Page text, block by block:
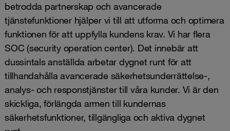
betrodda partnerskap och avancerade
tjänstefunktioner hjälper vi till att utforma och optimera
funktionen för att uppfylla kundens krav. Vi har flera
SOC (security operation center). Det innebär att
dussintals anställda arbetar dygnet runt för att
tillhandahålla avancerade säkerhetsunderrättelse-,
analys- och responstjänster till våra kunder. Vi är den
skickliga, förlängda armen till kundernas
säkerhetsfunktioner, tillgängliga och aktiva dygnet